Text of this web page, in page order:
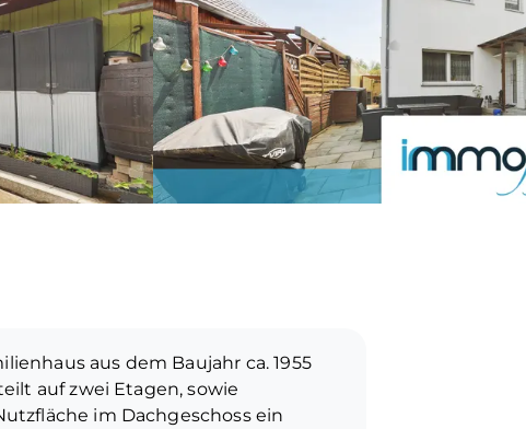
aus dem Baujahr ca. 1955
auf zwei Etagen, sowie
im Dachgeschoss ein